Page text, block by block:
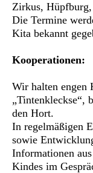
Zirkus, Hüpfburg,
Die Termine
Kita bekannt
Kooperationen:
Wir halten engen
„Tintenkleckse“,
den Hort.
In regelmäßigen
sowie
Informationen
Kindes im